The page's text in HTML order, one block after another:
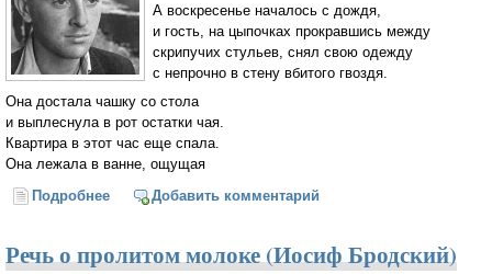
А воскресенье началось с дождя,
и гость, на цыпочках прокравшись между
скрипучих стульев, снял свою одежду
с непрочно в стену вбитого гвоздя.
Она достала чашку со стола
и выплеснула в рот остатки чая.
Квартира в этот час еще спала.
Она лежала в ванне, ощущая
Подробнее о ДебютДобавить комментарий
Речь о пролитом молоке (Иосиф Бродский)